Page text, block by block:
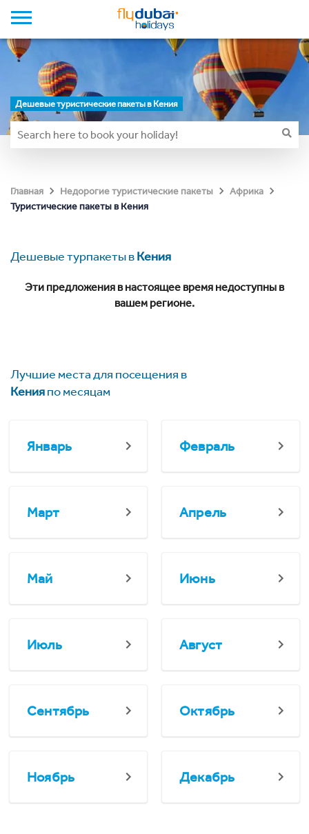
Дешевые туристические пакеты в Кения
Главная Недорогие туристические пакеты
Африка
Туристические пакеты в Кения
Дешевые турпакеты вКения
Эти предложения в настоящее время недоступны в
вашем регионе.
Лучшие места для посещения в
Кенияпо месяцам
Январь Февраль
Март Апрель
Май Июнь
Июль Август
Сентябрь Октябрь
Ноябрь Декабрь